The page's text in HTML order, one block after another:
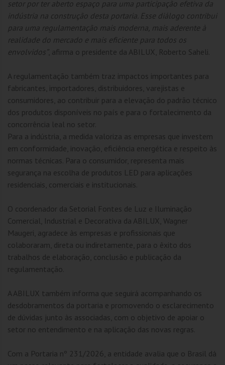
setor por ter aberto espaço para uma participação efetiva da
indústria na construção desta portaria. Esse diálogo contribui
para uma regulamentação mais moderna, mais aderente à
realidade do mercado e mais eficiente para todos os
envolvidos”, afirma o presidente da ABILUX, Roberto Saheli.
A regulamentação também traz impactos importantes para
fabricantes, importadores, distribuidores, varejistas e
consumidores, ao contribuir para a elevação do padrão técnico
dos produtos disponíveis no país e para o fortalecimento da
concorrência leal no setor.
Para a indústria, a medida valoriza as empresas que investem
em conformidade, inovação, eficiência energética e respeito às
normas técnicas. Para o consumidor, representa mais
segurança na escolha de produtos LED para aplicações
residenciais, comerciais e institucionais.
O coordenador da Setorial Fontes de Luz e Iluminação
Comercial, Industrial e Decorativa da ABILUX, Wagner
Maugeri, agradece às empresas e profissionais que
colaboraram, direta ou indiretamente, para o êxito dos
trabalhos de elaboração, conclusão e publicação da
regulamentação.
A ABILUX também informa que seguirá acompanhando os
desdobramentos da portaria e promovendo o esclarecimento
de dúvidas junto às associadas, com o objetivo de apoiar o
setor no entendimento e na aplicação das novas regras.
Com a Portaria nº 231/2026, a entidade avalia que o Brasil dá